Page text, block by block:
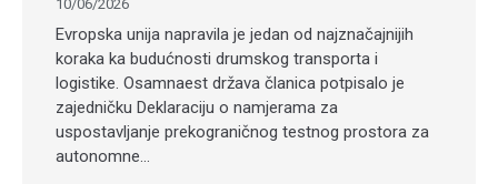
10/06/2026
Evropska unija napravila je jedan od najznačajnijih
koraka ka budućnosti drumskog transporta i
logistike. Osamnaest država članica potpisalo je
zajedničku Deklaraciju o namjerama za
uspostavljanje prekograničnog testnog prostora za
autonomne…